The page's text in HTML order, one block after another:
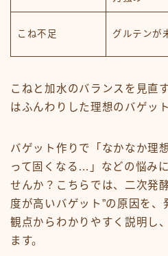
こね不足 グルテンが
こねと加水のバランスを見直
はふんわりした理想のバゲッ
バゲット作りで「なかなか理
って固くなる…」などの悩み
せんか？こちらでは、二次発
度が高いバゲット”の原因を、
観点からわかりやすく説明し
ます。